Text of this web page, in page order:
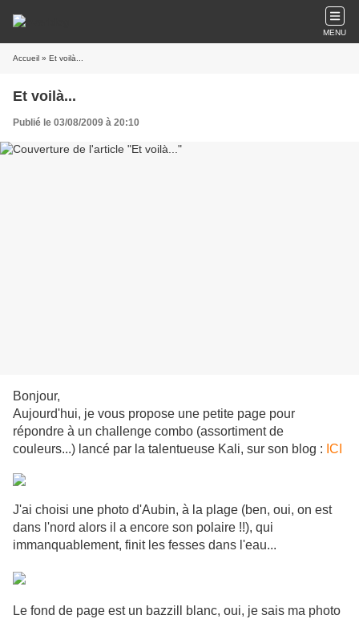
MENU
Accueil » Et voilà...
Et voilà...
Publié le 03/08/2009 à 20:10
Bonjour,
Aujourd'hui, je vous propose une petite page pour
répondre à un challenge combo (assortiment de
couleurs...) lancé par la talentueuse Kali, sur son blog : ICI
J'ai choisi une photo d'Aubin, à la plage (ben, oui, on est
dans l'nord alors il a encore son polaire !!), qui
immanquablement, finit les fesses dans l'eau...
Le fond de page est un bazzill blanc, oui, je sais ma photo